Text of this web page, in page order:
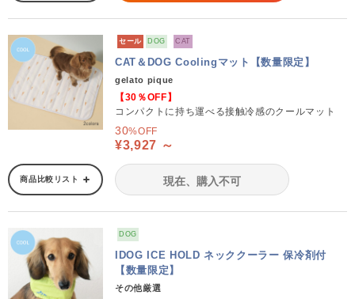
セール DOG CAT
CAT＆DOG Coolingマット【数量限定】
gelato pique
【30％OFF】
コンパクトに持ち運べる接触冷感のクールマット
30%OFF
¥3,927 ～
商品比較リスト 現在、購入不可
DOG
IDOG ICE HOLD ネッククーラー 保冷剤付
【数量限定】
その他厳選